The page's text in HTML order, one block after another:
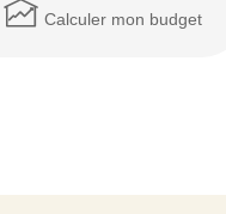
Calculer mon budget